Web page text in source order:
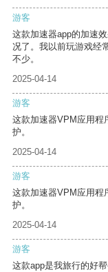
游客
这款加速器app的加速
况了。我以前玩游戏经
不少。
2025-04-14
游客
这款加速器VPM应用程
护。
2025-04-14
游客
这款加速器VPM应用程
护。
2025-04-14
游客
这款app是我旅行的好